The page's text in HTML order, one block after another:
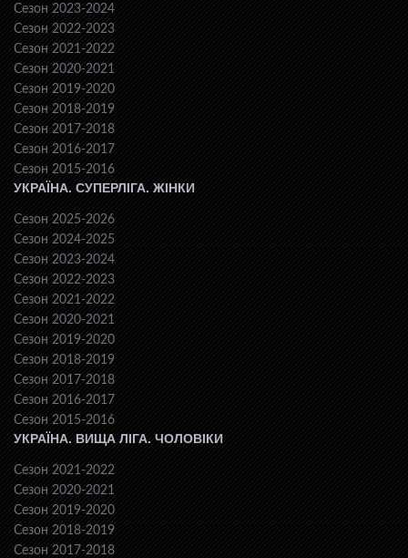
Сезон 2023-2024
Сезон 2022-2023
Сезон 2021-2022
Сезон 2020-2021
Сезон 2019-2020
Сезон 2018-2019
Сезон 2017-2018
Сезон 2016-2017
Сезон 2015-2016
УКРАЇНА. СУПЕРЛІГА. ЖІНКИ
Сезон 2025-2026
Сезон 2024-2025
Сезон 2023-2024
Сезон 2022-2023
Сезон 2021-2022
Сезон 2020-2021
Сезон 2019-2020
Сезон 2018-2019
Сезон 2017-2018
Сезон 2016-2017
Сезон 2015-2016
УКРАЇНА. ВИЩА ЛІГА. ЧОЛОВІКИ
Сезон 2021-2022
Сезон 2020-2021
Сезон 2019-2020
Сезон 2018-2019
Сезон 2017-2018